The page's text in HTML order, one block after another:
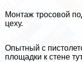
Монтаж тросовой
цеху.
Опытный с
площадки к стене